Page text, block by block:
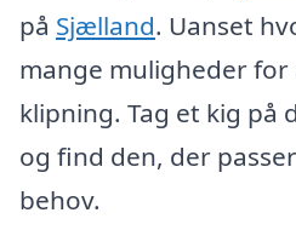
på Sjælland. Uanset
mange muligheder
klipning. Tag et kig på
og find den, der
behov.